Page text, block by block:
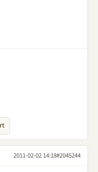
2011-02-02 14:18#2045244